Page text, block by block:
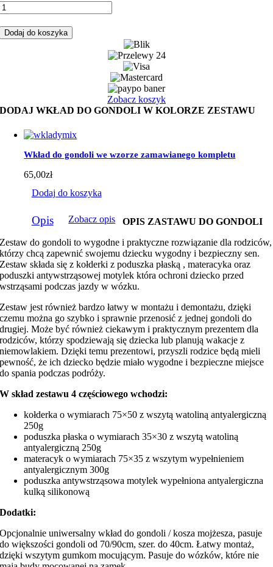
Dodaj do koszyka
Zobacz koszyk
DODAJ WKŁAD DO GONDOLI W KOLORZE ZESTAWU
Wkład do gondoli we wzorze zamawianego kompletu
65,00zł
Dodaj do koszyka
Opis Zobacz opis
OPIS ZASTAWU DO GONDOLI
Zestaw do gondoli to wygodne i praktyczne rozwiązanie dla rodziców,
którzy chcą zapewnić swojemu dziecku wygodny i bezpieczny sen.
Zestaw składa się z kołderki z poduszka płaską , materacyka oraz
poduszki antywstrząsowej motylek która ochroni dziecko przed
wstrząsami podczas jazdy w wózku.
Zestaw jest również bardzo łatwy w montażu i demontażu, dzięki
czemu można go szybko i sprawnie przenosić z jednej gondoli do
drugiej. Może być również ciekawym i praktycznym prezentem dla
rodziców, którzy spodziewają się dziecka lub planują wakacje z
niemowlakiem. Dzięki temu prezentowi, przyszli rodzice będą mieli
pewność, że ich dziecko będzie miało wygodne i bezpieczne miejsce
do spania podczas podróży.
W skład zestawu 4 częściowego wchodzi:
kołderka o wymiarach 75×50 z wszytą watoliną antyalergiczną
250g
poduszka płaska o wymiarach 35×30 z wszytą watoliną
antyalergiczną 250g
materacyk o wymiarach 75×35 z wszytym wypełnieniem
antyalergicznym 300g
poduszka antywstrząsowa motylek wypełniona antyalergiczna
kulką silikonową
Dodatki:
Opcjonalnie uniwersalny wkład do gondoli / kosza mojżesza, pasuje
do większości gondoli od 70/90cm, szer. do 40cm. Łatwy montaż,
dzięki wszytym gumkom mocującym. Pasuje do wózków, które nie